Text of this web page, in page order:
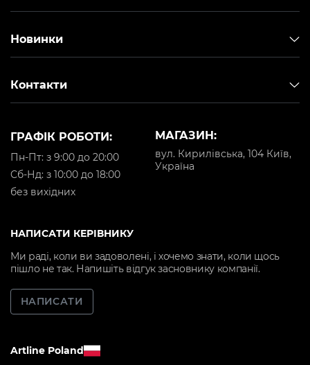
Новинки
Контакти
МАГАЗИН:
вул. Кирилівська, 104 Київ,
Україна
ГРАФІК РОБОТИ:
Пн-Пт: з 9:00 до 20:00
Cб-Нд: з 10:00 до 18:00
без вихідних
НАПИСАТИ КЕРІВНИКУ
Ми раді, коли ви задоволені, і хочемо знати, коли щось
пішло не так. Напишіть відгук засновнику компанії.
НАПИСАТИ
Artline Poland